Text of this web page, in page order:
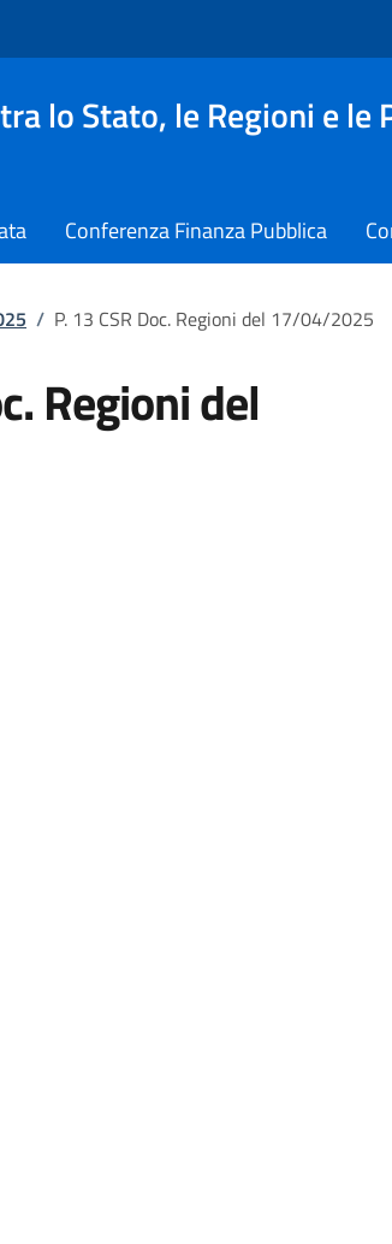
lo Stato, le Regioni e le
Conferenza Finanza Pubblica
/ P. 13 CSR Doc. Regioni del 17/04/2025
Regioni del